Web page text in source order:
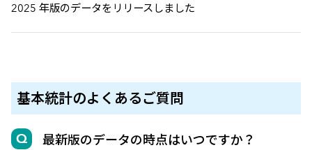
2025 年版のデータをリリースしました
基本統計のよくあるご質問
最新版のデータの時点はいつですか？